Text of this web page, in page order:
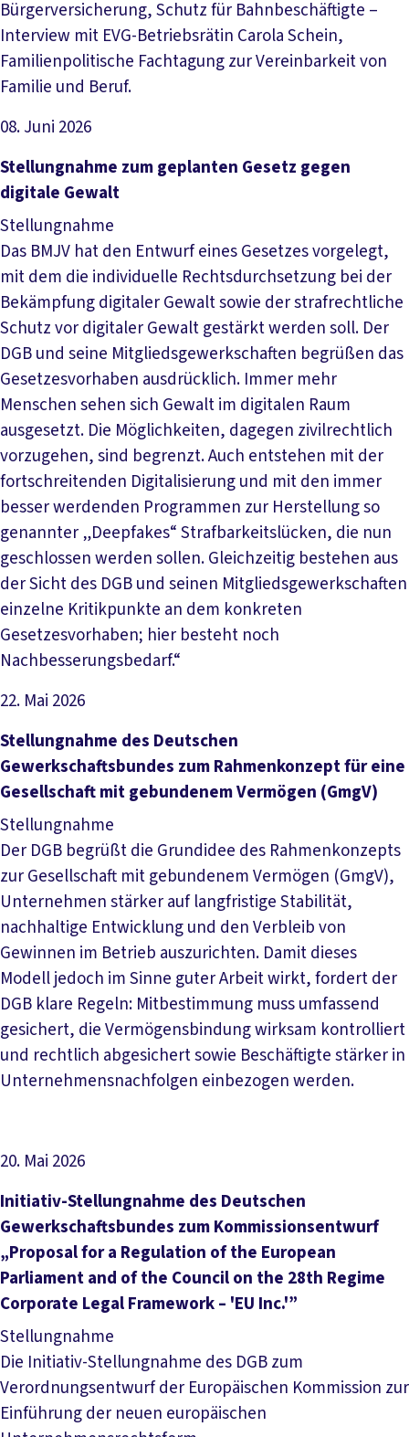
Bürgerversicherung, Schutz für Bahnbeschäftigte –
Interview mit EVG-Betriebsrätin Carola Schein,
Familienpolitische Fachtagung zur Vereinbarkeit von
Familie und Beruf.
08. Juni 2026
Datei herunterladen
Stellungnahme zum geplanten Gesetz gegen
digitale Gewalt
Stellungnahme
Das BMJV hat den Entwurf eines Gesetzes vorgelegt,
mit dem die individuelle Rechtsdurchsetzung bei der
Bekämpfung digitaler Gewalt sowie der strafrechtliche
Schutz vor digitaler Gewalt gestärkt werden soll. Der
DGB und seine Mitgliedsgewerkschaften begrüßen das
Gesetzesvorhaben ausdrücklich. Immer mehr
Menschen sehen sich Gewalt im digitalen Raum
ausgesetzt. Die Möglichkeiten, dagegen zivilrechtlich
vorzugehen, sind begrenzt. Auch entstehen mit der
fortschreitenden Digitalisierung und mit den immer
besser werdenden Programmen zur Herstellung so
genannter „Deepfakes“ Strafbarkeitslücken, die nun
geschlossen werden sollen. Gleichzeitig bestehen aus
der Sicht des DGB und seinen Mitgliedsgewerkschaften
einzelne Kritikpunkte an dem konkreten
Gesetzesvorhaben; hier besteht noch
Nachbesserungsbedarf.“
22. Mai 2026
Datei herunterladen
Stellungnahme des Deutschen
Gewerkschaftsbundes zum Rahmenkonzept für eine
Gesellschaft mit gebundenem Vermögen (GmgV)
Stellungnahme
Der DGB begrüßt die Grundidee des Rahmenkonzepts
zur Gesellschaft mit gebundenem Vermögen (GmgV),
Unternehmen stärker auf langfristige Stabilität,
nachhaltige Entwicklung und den Verbleib von
Gewinnen im Betrieb auszurichten. Damit dieses
Modell jedoch im Sinne guter Arbeit wirkt, fordert der
DGB klare Regeln: Mitbestimmung muss umfassend
gesichert, die Vermögensbindung wirksam kontrolliert
und rechtlich abgesichert sowie Beschäftigte stärker in
Unternehmensnachfolgen einbezogen werden.
20. Mai 2026
Datei herunterladen
Initiativ-Stellungnahme des Deutschen
Gewerkschaftsbundes zum Kommissionsentwurf
„Proposal for a Regulation of the European
Parliament and of the Council on the 28th Regime
Corporate Legal Framework – 'EU Inc.'”
Stellungnahme
Die Initiativ-Stellungnahme des DGB zum
Verordnungsentwurf der Europäischen Kommission zur
Einführung der neuen europäischen